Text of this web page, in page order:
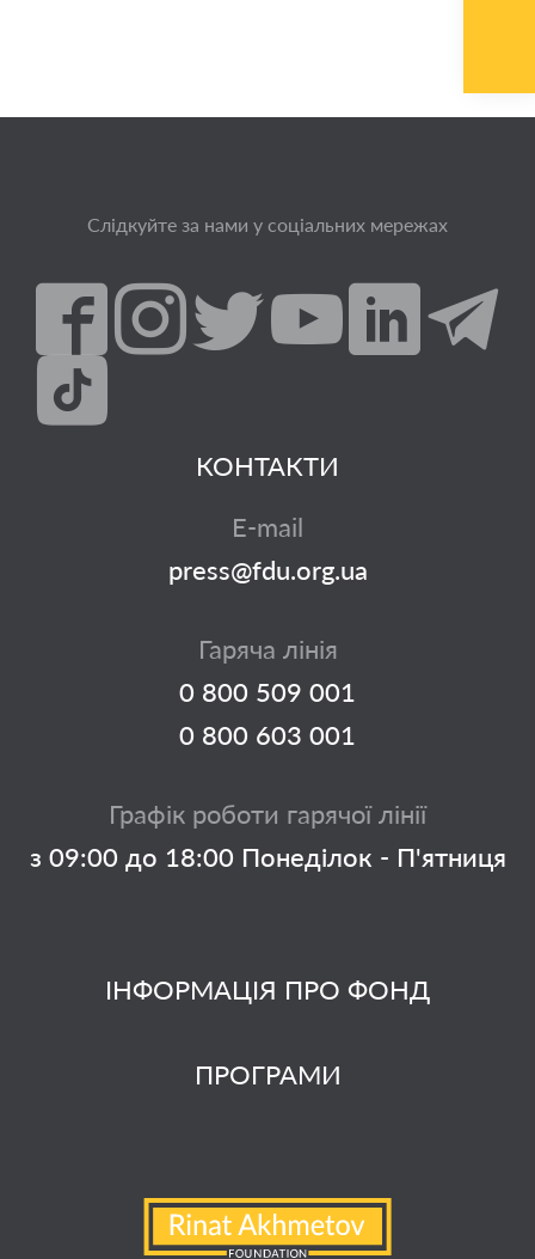
Слідкуйте за нами у соціальних мережах
ІНФОРМАЦІЯ ПРО ФОНД
ПРОГРАМИ
КОНТАКТИ
E-mail
press@fdu.org.ua
Гаряча лінія
0 800 509 001
0 800 603 001
Графік роботи гарячої лінії
з 09:00 до 18:00 Понеділок - П'ятниця